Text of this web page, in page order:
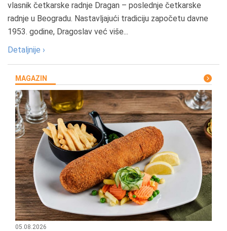
vlasnik četkarske radnje Dragan – poslednje četkarske
radnje u Beogradu. Nastavljajući tradiciju započetu davne
1953. godine, Dragoslav već više...
Detaljnije ›
MAGAZIN
05.08.2026